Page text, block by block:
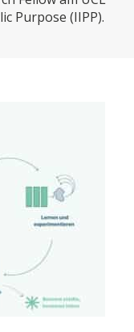
Purpose (IIPP).